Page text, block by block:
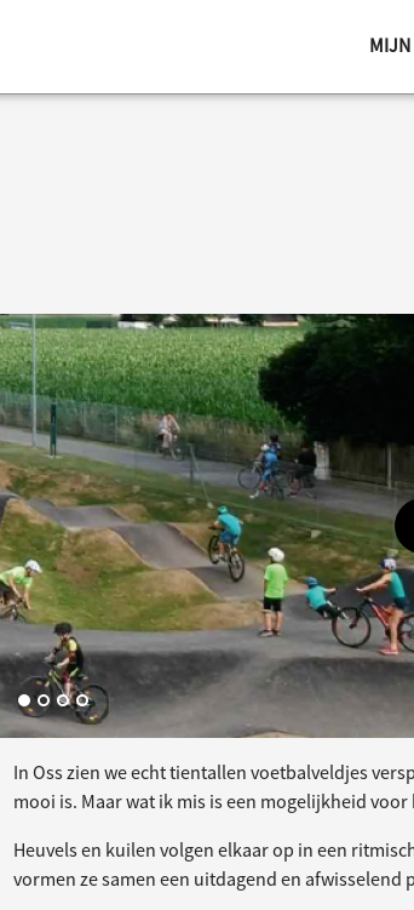
MIJN
In Oss zien we echt tientallen voetbalveldjes
mooi is. Maar wat ik mis is een mogelijkheid
Heuvels en kuilen volgen elkaar op in een
vormen ze samen een uitdagend en afwisselend